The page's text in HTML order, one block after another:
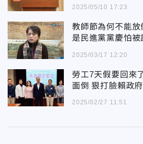
2025/05/10 17:23
教師節為何不能
是民進黨黨慶怕被
2025/03/17 12:20
勞工7天假要回來
面倒 狠打臉賴政府
2025/02/27 11:51